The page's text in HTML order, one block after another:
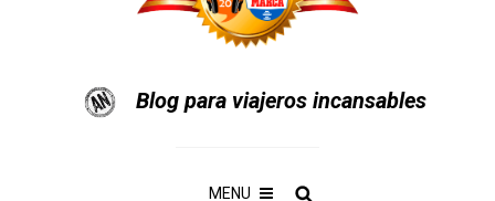
Blog para viajeros incansables
MENU